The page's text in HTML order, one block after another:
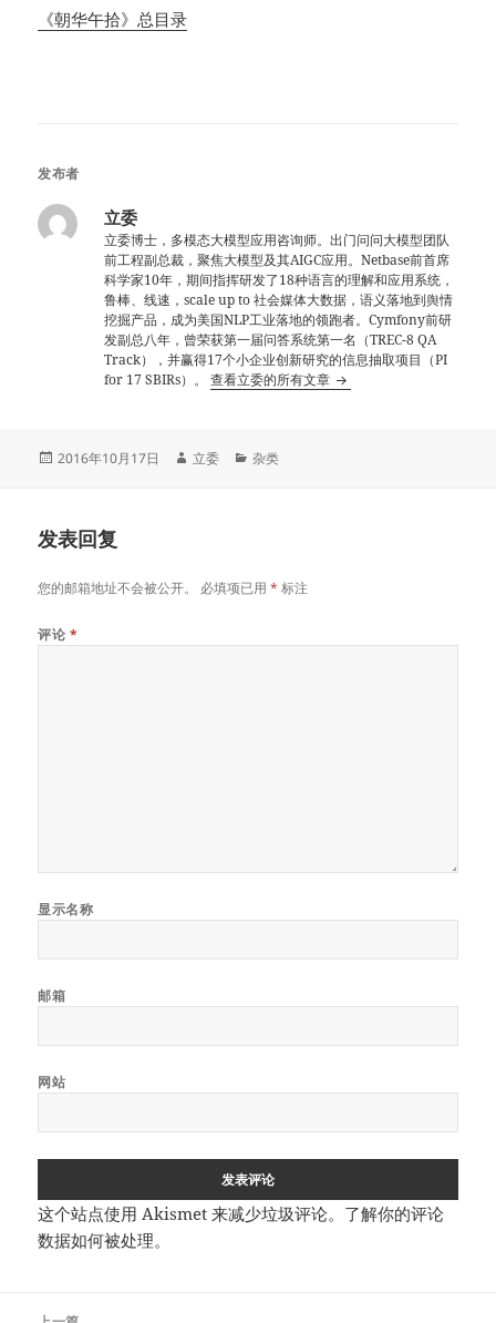
《朝华午拾》总目录
发布者
立委
立委博士，多模态大模型应用咨询师。出门问问大模型团队
前工程副总裁，聚焦大模型及其AIGC应用。Netbase前首席
科学家10年，期间指挥研发了18种语言的理解和应用系统，
鲁棒、线速，scale up to 社会媒体大数据，语义落地到舆情
挖掘产品，成为美国NLP工业落地的领跑者。Cymfony前研
发副总八年，曾荣获第一届问答系统第一名（TREC-8 QA
Track），并赢得17个小企业创新研究的信息抽取项目（PI
for 17 SBIRs）。查看立委的所有文章
发
2016年10月17日
作
立委
分
杂类
发表回复
您的邮箱地址不会被公开。 必填项已用* 标注
评论 *
显示名称
邮箱
网站
这个站点使用 Akismet 来减少垃圾评论。 了解你的评论
数据如何被处理。